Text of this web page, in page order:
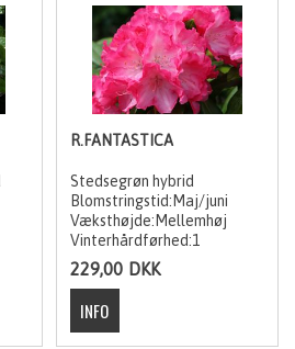
R.FANTASTICA
Stedsegrøn hybrid
Blomstringstid:Maj/juni
Væksthøjde:Mellemhøj
Vinterhårdførhed:1
229,00 DKK